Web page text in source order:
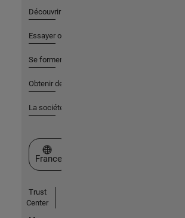
Découvrir les produits
Essayer ou acheter
Se former
Obtenir de l'aide
La société
Sélectionner un site web
France
Trust
Center